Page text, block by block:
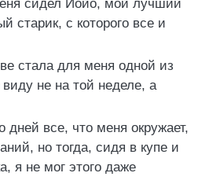
сидел Йойо, мой лучший
старик, с которого все и
стала для меня одной из
не на той неделе, а
дней все, что меня окружает,
но тогда, сидя в купе и
я не мог этого даже